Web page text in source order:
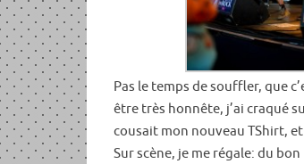
Pas le temps de souffler, que
être très honnête, j’ai craqué
cousait mon nouveau TShirt,
Sur scène, je me régale: du